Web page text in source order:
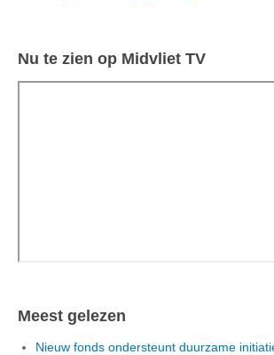
Nu te zien op Midvliet TV
Meest gelezen
Nieuw fonds ondersteunt duurzame